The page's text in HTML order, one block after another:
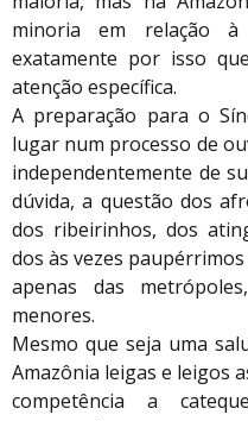
minoria em relação à
exatamente por isso
atenção específica.
A preparação para o
lugar num processo de
independentemente de
dúvida, a questão dos
dos ribeirinhos, dos
dos às vezes
apenas das
menores.
Mesmo que seja uma
Amazônia leigas e leigos
competência a